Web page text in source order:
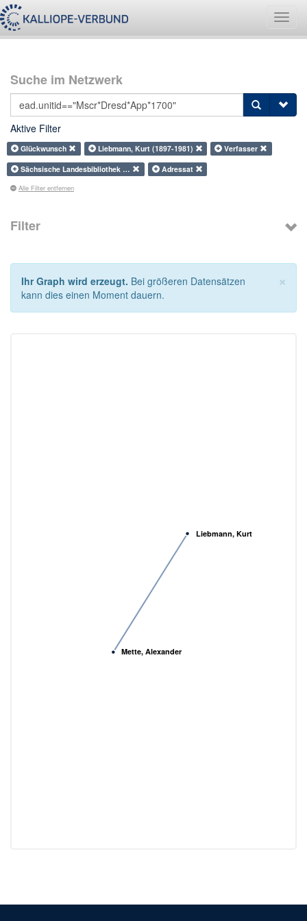
Suche im Netzwerk
Aktive Filter
Glückwunsch Liebmann, Kurt (1897-1981)
Verfasser
Sächsische Landesbibliothek …
Adressat
Alle Filter entfernen
Filter
×
Ihr Graph wird erzeugt. Bei größeren Datensätzen
kann dies einen Moment dauern.
Mette, Alexander
Liebmann, Kurt